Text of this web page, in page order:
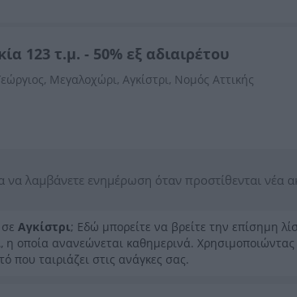
123 τ.μ. - 50% εξ αδιαιρέτου
Μεγαλοχώρι, Αγκίστρι, Νομός Αττικής
λαμβάνετε ενημέρωση όταν προστίθενται νέα
σεΑγκίστρι; Εδώ μπορείτε να βρείτε την επίσημη
, η οποία ανανεώνεται καθημερινά.
που ταιριάζει στις ανάγκες σας.